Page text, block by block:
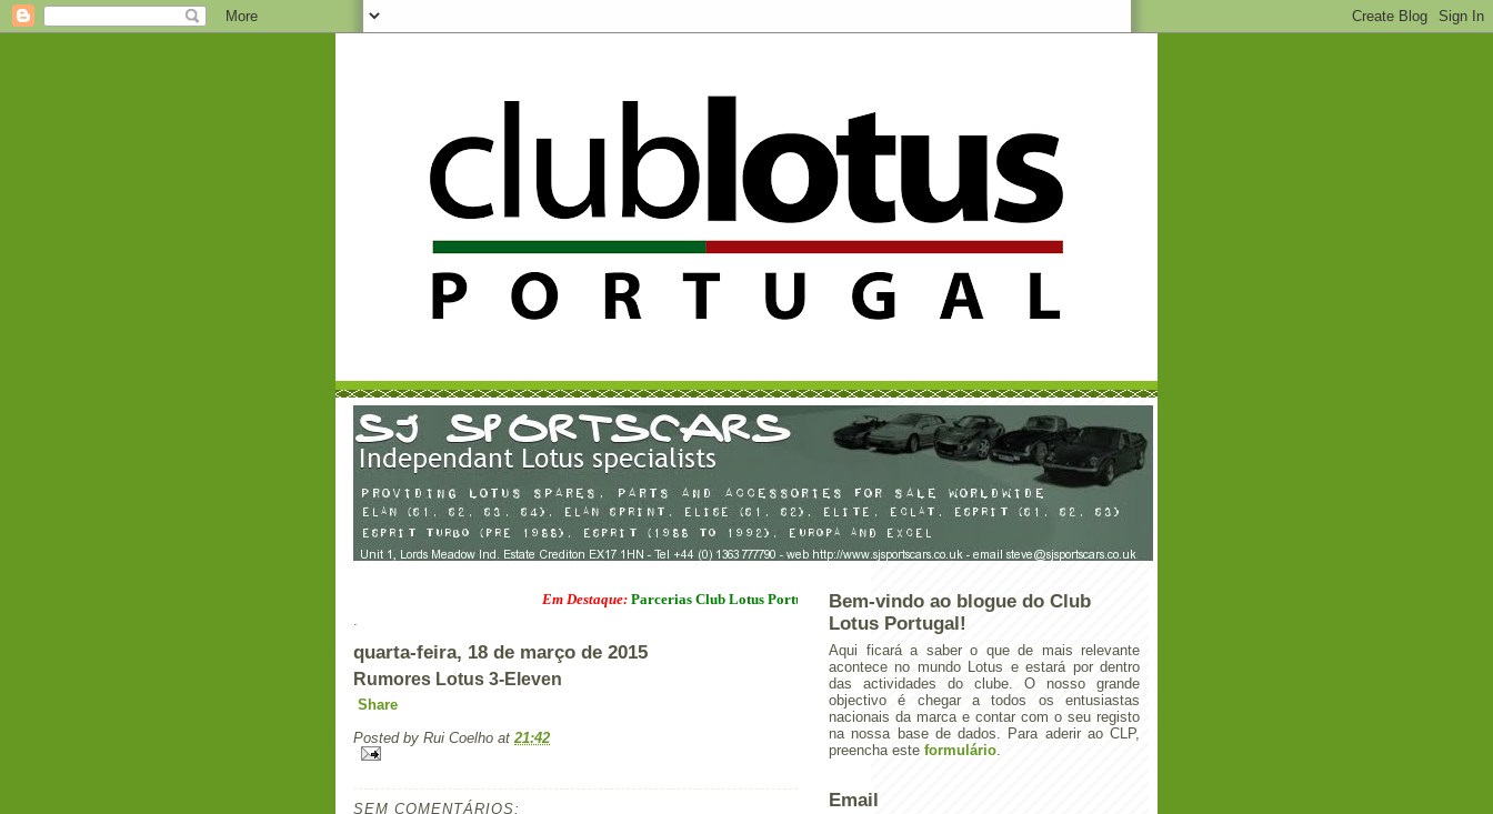
Em Destaque:Parcerias Club Lotus Portugal
quarta-feira, 18 de março de 2015
Rumores Lotus 3-Eleven
Share
Posted by Rui Coelho at 21:42
SEM COMENTÁRIOS:
Bem-vindo ao blogue do Club
Lotus Portugal!
Aqui ficará a saber o que de mais relevante
acontece no mundo Lotus e estará por dentro
das actividades do clube. O nosso grande
objectivo é chegar a todos os entusiastas
nacionais da marca e contar com o seu registo
na nossa base de dados. Para aderir ao CLP,
preencha este formulário.
Email